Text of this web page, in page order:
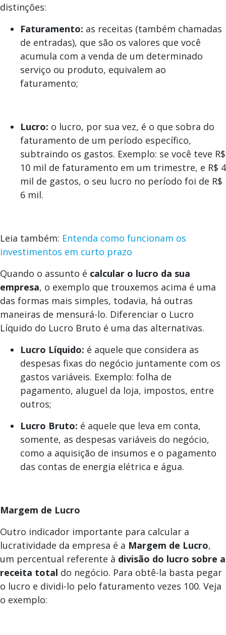
distinções:
Faturamento: as receitas (também chamadas
de entradas), que são os valores que você
acumula com a venda de um determinado
serviço ou produto, equivalem ao
faturamento;
Lucro: o lucro, por sua vez, é o que sobra do
faturamento de um período específico,
subtraindo os gastos. Exemplo: se você teve R$
10 mil de faturamento em um trimestre, e R$ 4
mil de gastos, o seu lucro no período foi de R$
6 mil.
Leia também: Entenda como funcionam os
investimentos em curto prazo
Quando o assunto é calcular o lucro da sua
empresa, o exemplo que trouxemos acima é uma
das formas mais simples, todavia, há outras
maneiras de mensurá-lo. Diferenciar o Lucro
Líquido do Lucro Bruto é uma das alternativas.
Lucro Líquido: é aquele que considera as
despesas fixas do negócio juntamente com os
gastos variáveis. Exemplo: folha de
pagamento, aluguel da loja, impostos, entre
outros;
Lucro Bruto: é aquele que leva em conta,
somente, as despesas variáveis do negócio,
como a aquisição de insumos e o pagamento
das contas de energia elétrica e água.
Margem de Lucro
Outro indicador importante para calcular a
lucratividade da empresa é a Margem de Lucro,
um percentual referente à divisão do lucro sobre a
receita total do negócio. Para obtê-la basta pegar
o lucro e dividi-lo pelo faturamento vezes 100. Veja
o exemplo: